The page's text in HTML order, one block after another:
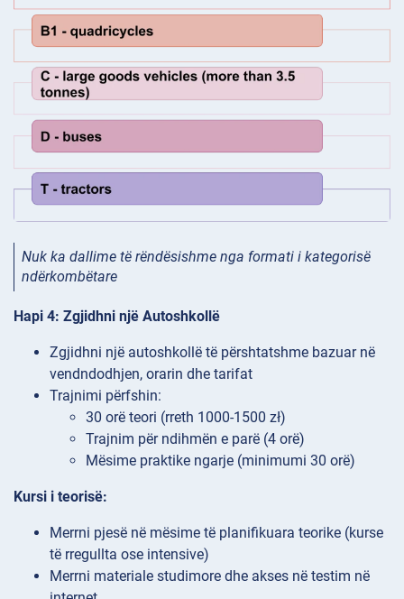
Nuk ka dallime të rëndësishme nga formati i kategorisë
ndërkombëtare
Hapi 4: Zgjidhni një Autoshkollë
Zgjidhni një autoshkollë të përshtatshme bazuar në
vendndodhjen, orarin dhe tarifat
Trajnimi përfshin:
30 orë teori (rreth 1000-1500 zł)
Trajnim për ndihmën e parë (4 orë)
Mësime praktike ngarje (minimumi 30 orë)
Kursi i teorisë:
Merrni pjesë në mësime të planifikuara teorike (kurse
të rregullta ose intensive)
Merrni materiale studimore dhe akses në testim në